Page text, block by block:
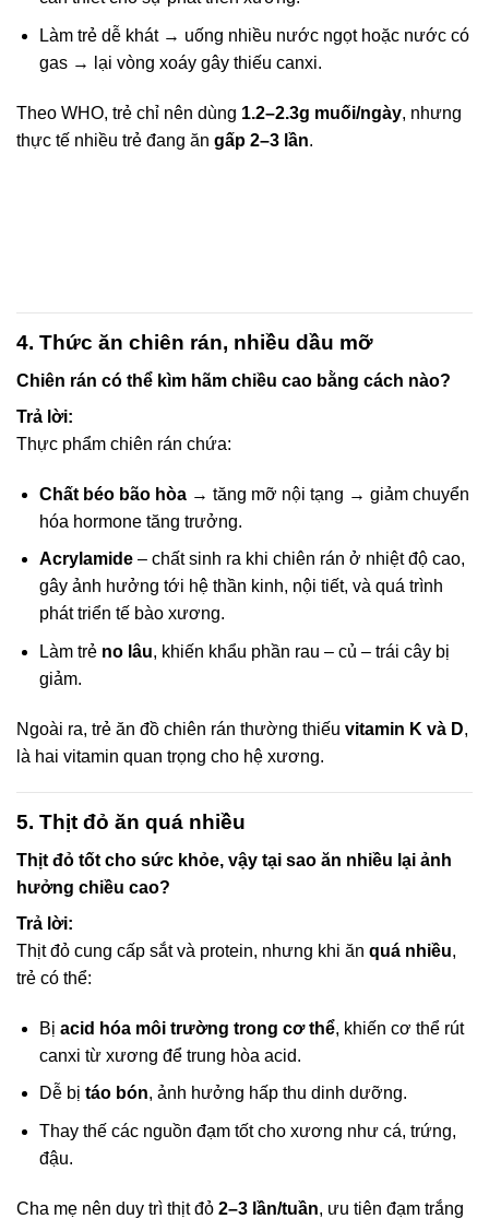
Làm trẻ dễ khát → uống nhiều nước ngọt hoặc nước có
gas → lại vòng xoáy gây thiếu canxi.
Theo WHO, trẻ chỉ nên dùng 1.2–2.3g muối/ngày, nhưng
thực tế nhiều trẻ đang ăn gấp 2–3 lần.
4. Thức ăn chiên rán, nhiều dầu mỡ
Chiên rán có thể kìm hãm chiều cao bằng cách nào?
Trả lời:
Thực phẩm chiên rán chứa:
Chất béo bão hòa→ tăng mỡ nội tạng → giảm chuyển
hóa hormone tăng trưởng.
Acrylamide– chất sinh ra khi chiên rán ở nhiệt độ cao,
gây ảnh hưởng tới hệ thần kinh, nội tiết, và quá trình
phát triển tế bào xương.
Làm trẻ no lâu, khiến khẩu phần rau – củ – trái cây bị
giảm.
Ngoài ra, trẻ ăn đồ chiên rán thường thiếu vitamin K và D,
là hai vitamin quan trọng cho hệ xương.
5. Thịt đỏ ăn quá nhiều
Thịt đỏ tốt cho sức khỏe, vậy tại sao ăn nhiều lại ảnh
hưởng chiều cao?
Trả lời:
Thịt đỏ cung cấp sắt và protein, nhưng khi ăn quá nhiều,
trẻ có thể:
Bị acid hóa môi trường trong cơ thể, khiến cơ thể rút
canxi từ xương để trung hòa acid.
Dễ bị táo bón, ảnh hưởng hấp thu dinh dưỡng.
Thay thế các nguồn đạm tốt cho xương như cá, trứng,
đậu.
Cha mẹ nên duy trì thịt đỏ 2–3 lần/tuần, ưu tiên đạm trắng